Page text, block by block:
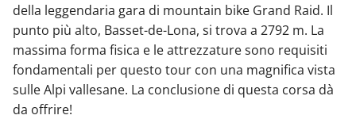
della leggendaria gara di mountain bike Grand Raid. Il
punto più alto, Basset-de-Lona, si trova a 2792 m. La
massima forma fisica e le attrezzature sono requisiti
fondamentali per questo tour con una magnifica vista
sulle Alpi vallesane. La conclusione di questa corsa dà
da offrire!